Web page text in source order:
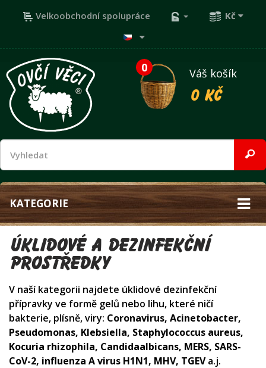
Velkoobchodní spolupráce Kč
0
Váš košík
0 Kč
KATEGORIE
Úklidové a dezinfekční
prostředky
V naší kategorii najdete úklidové dezinfekční
přípravky ve formě gelů nebo lihu, které ničí
bakterie, plísně, viry: Coronavirus, Acinetobacter,
Pseudomonas, Klebsiella, Staphylococcus aureus,
Kocuria rhizophila, Candidaalbicans, MERS, SARS-
CoV-2, influenza A virus H1N1, MHV, TGEVa.j.